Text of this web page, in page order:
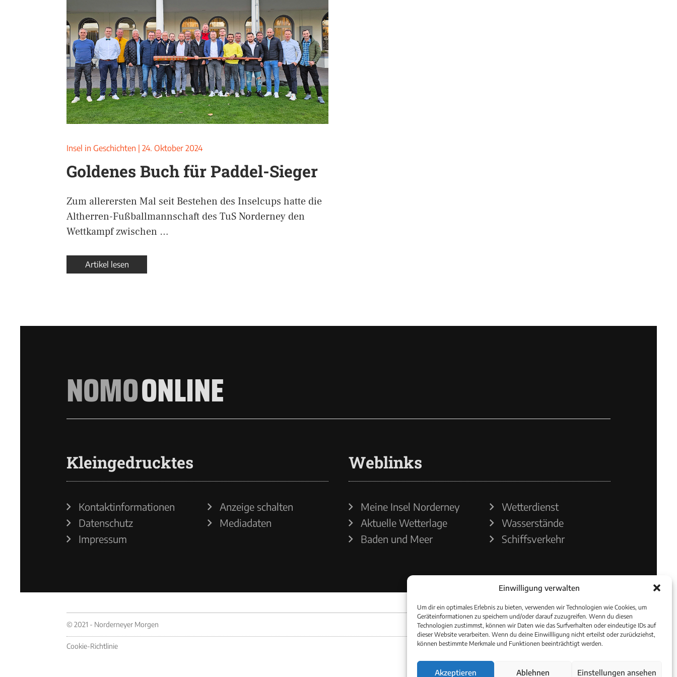
Einwilligung verwalten
Um dir ein optimales Erlebnis zu bieten, verwenden wir Technologien wie Cookies, um
Geräteinformationen zu speichern und/oder darauf zuzugreifen. Wenn du diesen
Technologien zustimmst, können wir Daten wie das Surfverhalten oder eindeutige IDs auf
dieser Website verarbeiten. Wenn du deine Einwillligung nicht erteilst oder zurückziehst,
können bestimmte Merkmale und Funktionen beeinträchtigt werden.
Akzeptieren Ablehnen Einstellungen ansehen
Insel in Geschichten 24. Oktober 2024
Goldenes Buch für Paddel-Sieger
Zum allerersten Mal seit Bestehen des Inselcups hatte die
Altherren-Fußballmannschaft des TuS Norderney den
Wettkampf zwischen …
Artikel lesen
NOMOONLINE
Kleingedrucktes
Kontaktinformationen
Datenschutz
Impressum
Anzeige schalten
Mediadaten
Weblinks
Meine Insel Norderney
Aktuelle Wetterlage
Baden und Meer
Wetterdienst
Wasserstände
Schiffsverkehr
© 2021 - Norderneyer Morgen
Cookie-Richtlinie